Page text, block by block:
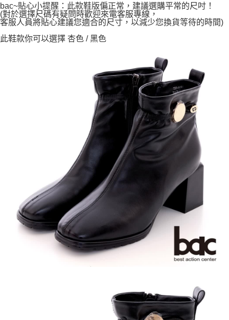
bac~貼心小提醒：此款鞋版偏正常，建議選購平常的尺吋！
(對於選擇尺碼有疑問時歡迎來電客服專線，
客服人員將貼心建議您適合的尺寸，以減少您換貨等待的時間)
此鞋款你可以選擇 杏色 / 黑色